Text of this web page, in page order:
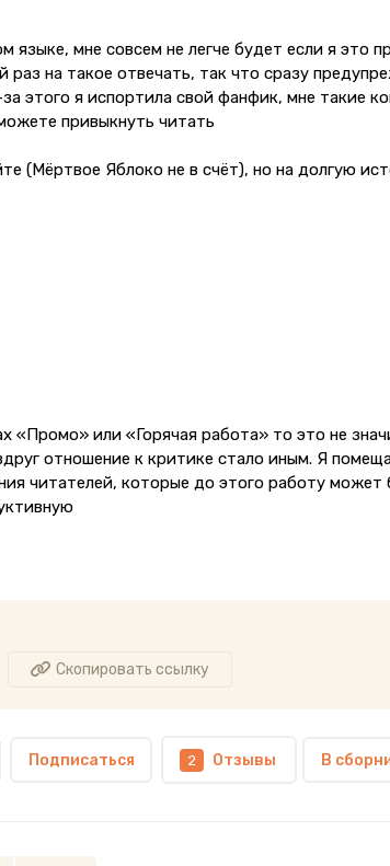
языке, мне совсем не легче будет если я это
раз на такое отвечать, так что сразу
этого я испортила свой фанфик, мне такие
привыкнуть читать
(Мёртвое Яблоко не в счёт), но на долгую
«Промо» или «Горячая работа» то это не
отношение к критике стало иным. Я
читателей, которые до этого работу может
Скопировать ссылку
Подписаться 2 Отзывы В